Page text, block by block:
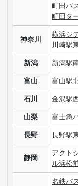
町田バ
町田タ
神奈川
横浜シ
川崎駅
新潟 新潟駅
富山 富山駅
石川 金沢駅
山梨 富士急
長野 長野駅
静岡
アクト
ル浜松前
名鉄バ